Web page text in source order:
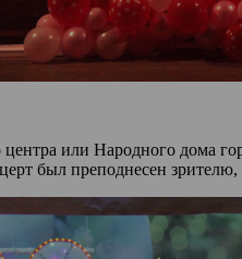
или Народного дома
был преподнесен